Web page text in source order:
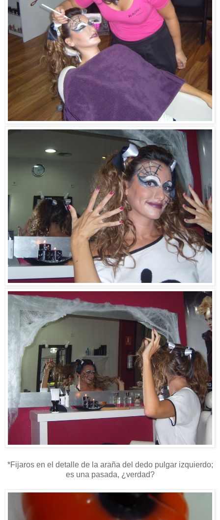
*Fijaros en el detalle de la araña del dedo pulgar izquierdo;
es una pasada, ¿verdad?